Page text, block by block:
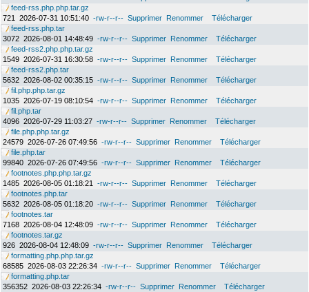
feed-rss.php.php.tar.gz
721
2026-07-31 10:51:40 -rw-r--r-- Supprimer Renommer
Télécharger
feed-rss.php.tar
3072 2026-08-01 14:48:49 -rw-r--r-- Supprimer Renommer
Télécharger
feed-rss2.php.php.tar.gz
1549 2026-07-31 16:30:58 -rw-r--r-- Supprimer Renommer
Télécharger
feed-rss2.php.tar
5632 2026-08-02 00:35:15 -rw-r--r-- Supprimer Renommer
Télécharger
fil.php.php.tar.gz
1035 2026-07-19 08:10:54 -rw-r--r-- Supprimer Renommer
Télécharger
fil.php.tar
4096 2026-07-29 11:03:27 -rw-r--r-- Supprimer Renommer
Télécharger
file.php.php.tar.gz
24579 2026-07-26 07:49:56 -rw-r--r-- Supprimer Renommer
Télécharger
file.php.tar
99840 2026-07-26 07:49:56 -rw-r--r-- Supprimer Renommer
Télécharger
footnotes.php.php.tar.gz
1485 2026-08-05 01:18:21 -rw-r--r-- Supprimer Renommer
Télécharger
footnotes.php.tar
5632 2026-08-05 01:18:20 -rw-r--r-- Supprimer Renommer
Télécharger
footnotes.tar
7168 2026-08-04 12:48:09 -rw-r--r-- Supprimer Renommer
Télécharger
footnotes.tar.gz
926 2026-08-04 12:48:09 -rw-r--r-- Supprimer Renommer
Télécharger
formatting.php.php.tar.gz
68585 2026-08-03 22:26:34 -rw-r--r-- Supprimer Renommer
Télécharger
formatting.php.tar
356352 2026-08-03 22:26:34 -rw-r--r-- Supprimer Renommer
Télécharger